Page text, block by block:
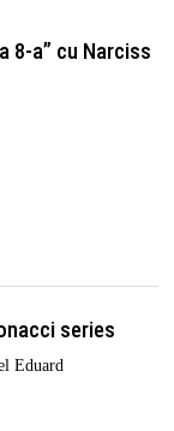
8-a” cu Narciss
series
Eduard